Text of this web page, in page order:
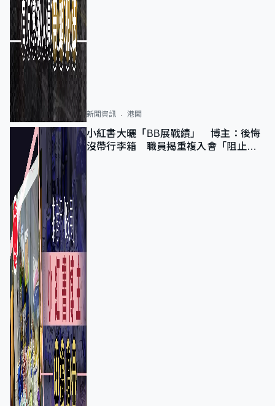
新聞資訊 港聞
小紅書大曬「BB展戰績」 博主：後悔
沒帶行李箱 職員揭重複入會「阻止唔